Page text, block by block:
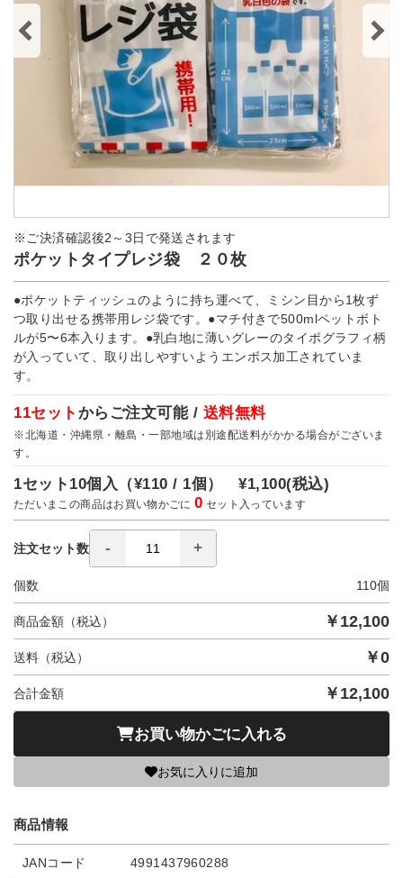
※ご決済確認後2～3日で発送されます
ポケットタイプレジ袋 ２０枚
●ポケットティッシュのように持ち運べて、ミシン目から1枚ず
つ取り出せる携帯用レジ袋です。●マチ付きで500mlペットボト
ルが5〜6本入ります。●乳白地に薄いグレーのタイポグラフィ柄
が入っていて、取り出しやすいようエンボス加工されていま
す。
11セット からご注文可能 / 送料無料
※北海道・沖縄県・離島・一部地域は別途配送料がかかる場合がございま
す。
1セット10個入（¥110 / 1個）¥1,100(税込)
ただいまこの商品はお買い物かごに0 セット入っています
注文セット数
個数 110個
商品金額（税込） ￥ 12,100
送料（税込） ￥0
合計金額 ￥ 12,100
お買い物かごに入れる
お気に入りに追加
商品情報
JANコード 4991437960288